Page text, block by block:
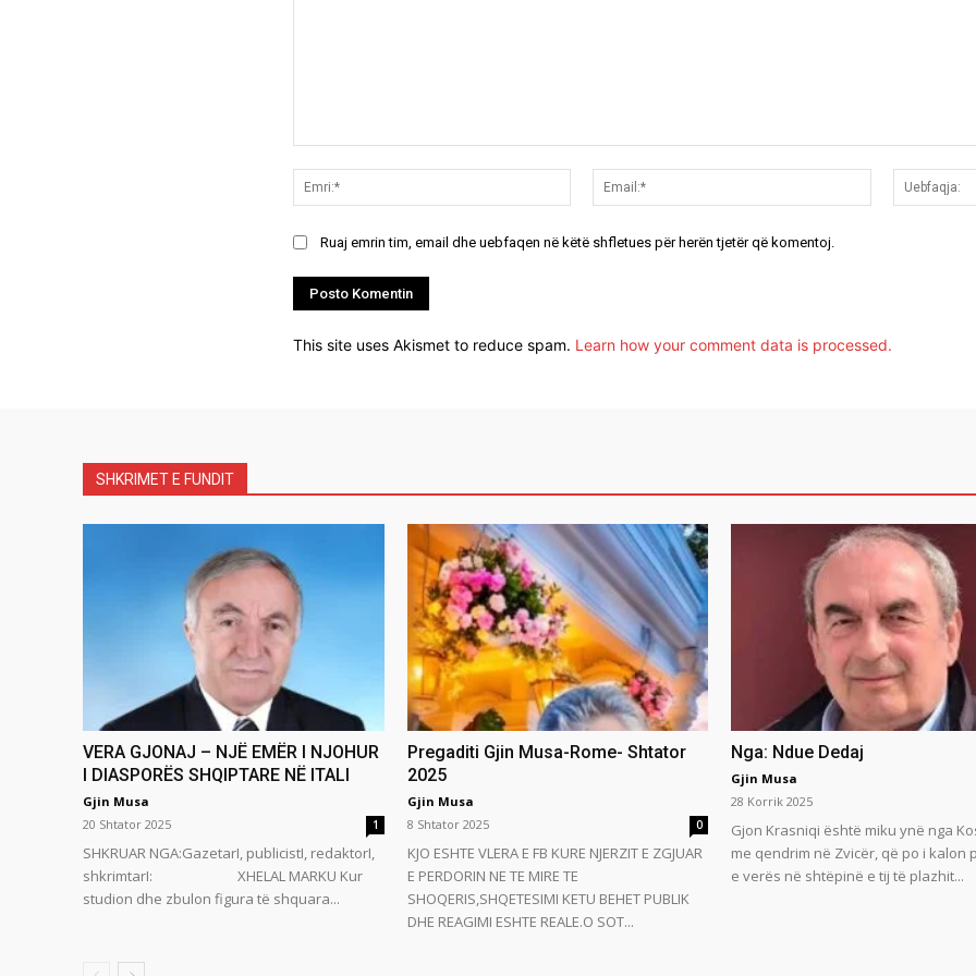
Emri:*
Email:*
Ruaj emrin tim, email dhe uebfaqen në këtë shfletues për herën tjetër që komentoj.
This site uses Akismet to reduce spam. Learn how your comment data is processed.
SHKRIMET E FUNDIT
VERA GJONAJ – NJË EMËR I NJOHUR
I DIASPORËS SHQIPTARE NË ITALI
Gjin Musa
20 Shtator 2025
1
SHKRUAR NGA:GazetarI, publicistI, redaktorI,
shkrimtarI: XHELAL MARKU Kur
studion dhe zbulon figura të shquara...
Pregaditi Gjin Musa-Rome- Shtator
2025
Gjin Musa
8 Shtator 2025
0
KJO ESHTE VLERA E FB KURE NJERZIT E ZGJUAR
E PERDORIN NE TE MIRE TE
SHOQERIS,SHQETESIMI KETU BEHET PUBLIK
DHE REAGIMI ESHTE REALE.O SOT...
Nga: Ndue Dedaj
Gjin Musa
28 Korrik 2025
Gjon Krasniqi është miku ynë nga
me qendrim në Zvicër, që po i kalon
e verës në shtëpinë e tij të plazhit...